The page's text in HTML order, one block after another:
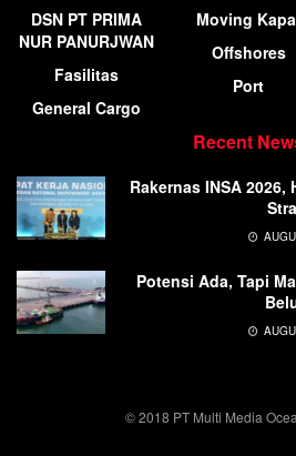
DSN PT PRIMA
NUR PANURJWAN
Fasilitas
General Cargo
Moving
Offshores
Port
Recent
Rakernas INSA
Potensi Ada, Tapi
© 2018 PT Multi Media